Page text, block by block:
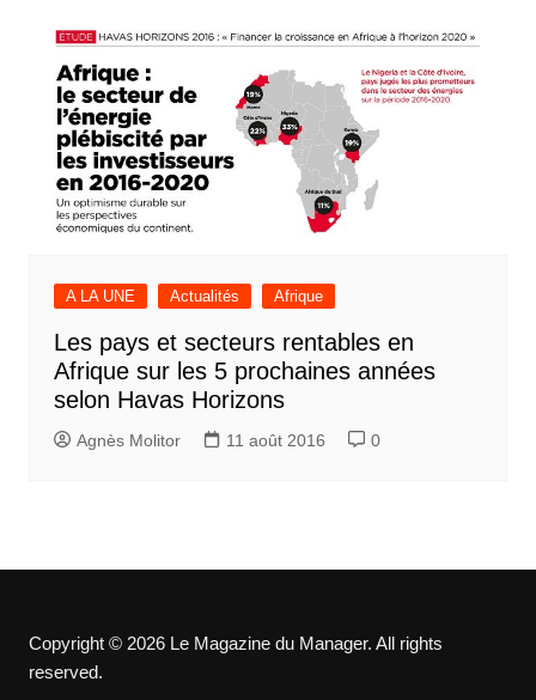
A LA UNE Actualités Afrique
Les pays et secteurs rentables en
Afrique sur les 5 prochaines années
selon Havas Horizons
Agnès Molitor 11 août 2016 0
Copyright © 2026 Le Magazine du Manager. All rights
reserved.